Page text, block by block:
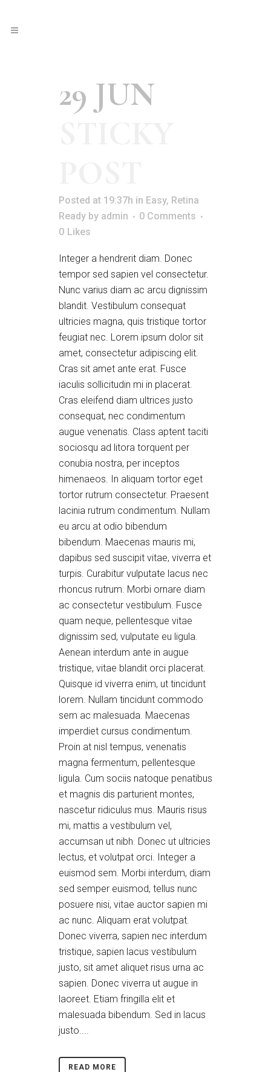
29 JUN
Posted at 19:37h in Easy, Retina
Ready by admin
0 Comments
0 Likes
Integer a hendrerit diam. Donec
tempor sed sapien vel consectetur.
Nunc varius diam ac arcu dignissim
blandit. Vestibulum consequat
ultricies magna, quis tristique tortor
feugiat nec. Lorem ipsum dolor sit
amet, consectetur adipiscing elit.
Cras sit amet ante erat. Fusce
iaculis sollicitudin mi in placerat.
Cras eleifend diam ultrices justo
consequat, nec condimentum
augue venenatis. Class aptent taciti
sociosqu ad litora torquent per
conubia nostra, per inceptos
himenaeos. In aliquam tortor eget
tortor rutrum consectetur. Praesent
lacinia rutrum condimentum. Nullam
eu arcu at odio bibendum
bibendum. Maecenas mauris mi,
dapibus sed suscipit vitae, viverra et
turpis. Curabitur vulputate lacus nec
rhoncus rutrum. Morbi ornare diam
ac consectetur vestibulum. Fusce
quam neque, pellentesque vitae
dignissim sed, vulputate eu ligula.
Aenean interdum ante in augue
tristique, vitae blandit orci placerat.
Quisque id viverra enim, ut tincidunt
lorem. Nullam tincidunt commodo
sem ac malesuada. Maecenas
imperdiet cursus condimentum.
Proin at nisl tempus, venenatis
magna fermentum, pellentesque
ligula. Cum sociis natoque penatibus
et magnis dis parturient montes,
nascetur ridiculus mus. Mauris risus
mi, mattis a vestibulum vel,
accumsan ut nibh. Donec ut ultricies
lectus, et volutpat orci. Integer a
euismod sem. Morbi interdum, diam
sed semper euismod, tellus nunc
posuere nisi, vitae auctor sapien mi
ac nunc. Aliquam erat volutpat.
Donec viverra, sapien nec interdum
tristique, sapien lacus vestibulum
justo, sit amet aliquet risus urna ac
sapien. Donec viverra ut augue in
laoreet. Etiam fringilla elit et
malesuada bibendum. Sed in lacus
justo....
READ MORE